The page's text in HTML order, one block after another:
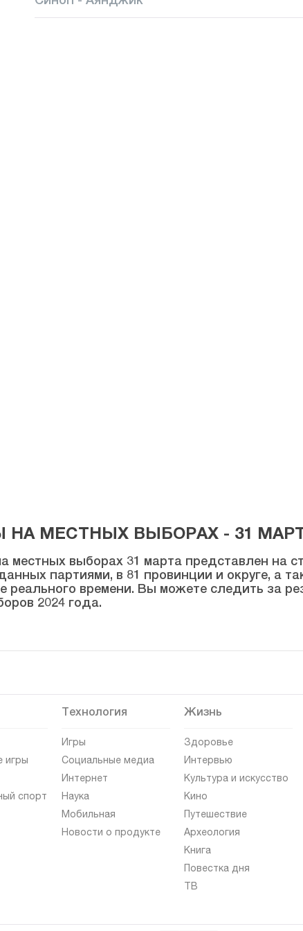
МЕСТНЫХ ВЫБОРАХ - 31
местных выборах 31 марта представлен на
партиями, в 81 провинции и округе, а
реального времени. Вы можете следить за
2024 года.
игры
спорт
Технология
Игры
Социальные медиа
Интернет
Наука
Мобильная
Новости о продукте
Жизнь
Здоровье
Интервью
Культура и искусство
Кино
Путешествие
Археология
Книга
Повестка дня
ТВ